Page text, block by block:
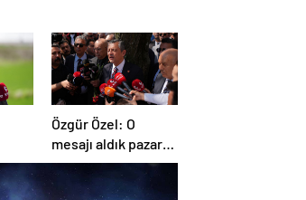
Özgür Özel: O
mesajı aldık pazar
günü ve ‘hayır’
diyoruz